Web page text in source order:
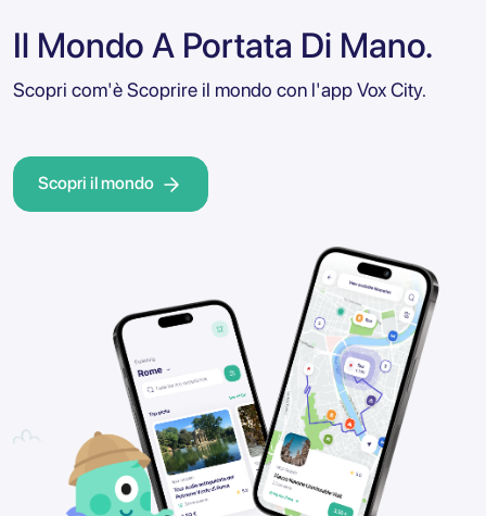
Il Mondo A Portata Di Mano.
Scopri com'è Scoprire il mondo con l'app Vox City.
Scopri il mondo